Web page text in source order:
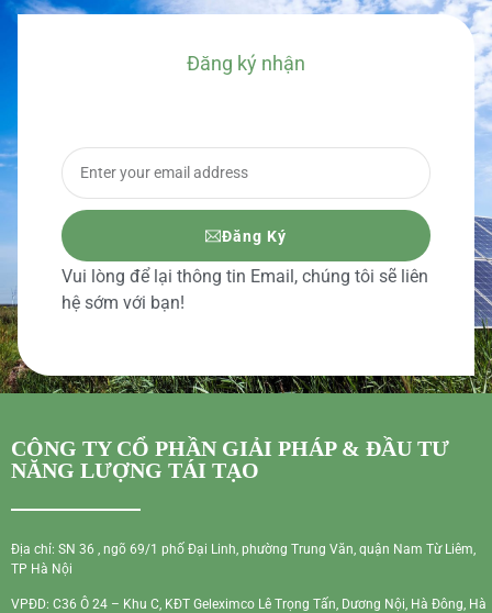
Đăng ký nhận
Đăng Ký
Vui lòng để lại thông tin Email, chúng tôi sẽ liên
hệ sớm với bạn!
CÔNG TY CỔ PHẦN GIẢI PHÁP & ĐẦU TƯ
NĂNG LƯỢNG TÁI TẠO
Địa chỉ: SN 36 , ngõ 69/1 phố Đại Linh, phường Trung Văn, quận Nam Từ Liêm,
TP Hà Nội
VPĐD: C36 Ô 24 – Khu C, KĐT Geleximco Lê Trọng Tấn, Dương Nội, Hà Đông, Hà